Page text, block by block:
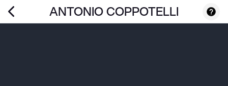
ANTONIO COPPOTELLI